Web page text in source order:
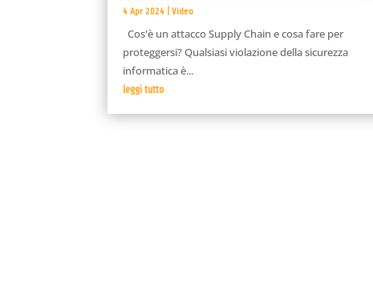
4 Apr 2024 |Video
Cos'è un attacco Supply Chain e cosa fare per
proteggersi? Qualsiasi violazione della sicurezza
informatica è...
leggi tutto